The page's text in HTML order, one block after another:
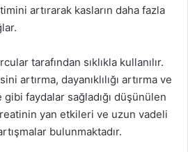
artırarak kasların daha fazla
tarafından sıklıkla kullanılır.
artırma, dayanıklılığı artırma ve
faydalar sağladığı düşünülen
yan etkileri ve uzun vadeli
bulunmaktadır.